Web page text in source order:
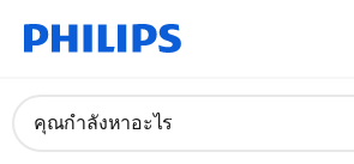
คุณกำลังหาอะไร
คู่มือและเอกสาร